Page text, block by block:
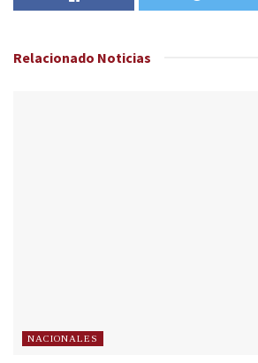
Relacionado Noticias
NACIONALES